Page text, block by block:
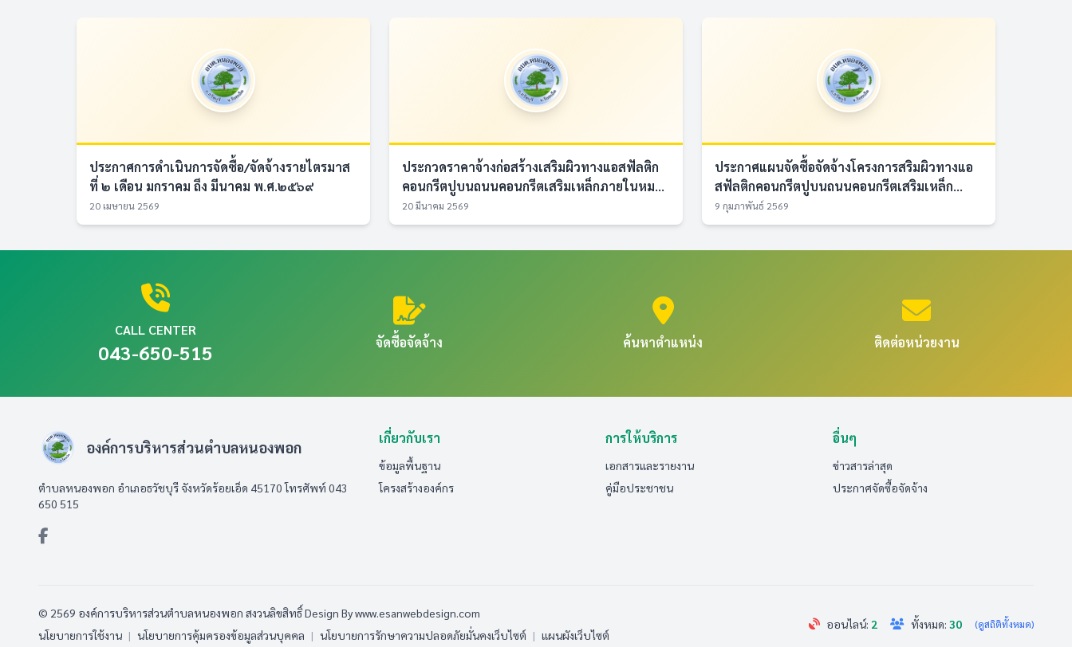
ประกาศการดำเนินการจัดซื้อ/จัดจ้างรายไตรมาส
ที่ ๒ เดือน มกราคม ถึง มีนาคม พ.ศ.๒๕๖๙
20 เมษายน 2569
ประกวดราคาจ้างก่อสร้างเสริมผิวทางแอสฟัลติก
คอนกรีตปูบนถนนคอนกรีตเสริมเหล็กภายในหม...
20 มีนาคม 2569
ประกาศแผนจัดซื้อจัดจ้างโครงการสริมผิวทางแอ
สฟัลติกคอนกรีตปูบนถนนคอนกรีตเสริมเหล็ก...
9 กุมภาพันธ์ 2569
CALL CENTER
043-650-515 จัดซื้อจัดจ้าง ค้นหาตำแหน่ง ติดต่อหน่วยงาน
องค์การบริหารส่วนตำบลหนองพอก
ตำบลหนองพอก อำเภอธวัชบุรี จังหวัดร้อยเอ็ด 45170 โทรศัพท์ 043
650 515
เกี่ยวกับเรา
ข้อมูลพื้นฐาน
โครงสร้างองค์กร
การให้บริการ
เอกสารและรายงาน
คู่มือประชาชน
อื่นๆ
ข่าวสารล่าสุด
ประกาศจัดซื้อจัดจ้าง
© 2569 องค์การบริหารส่วนตำบลหนองพอก สงวนลิขสิทธิ์Design By www.esanwebdesign.com
นโยบายการใช้งาน | นโยบายการคุ้มครองข้อมูลส่วนบุคคล | นโยบายการรักษาความปลอดภัยมั่นคงเว็บไซต์ | แผนผังเว็บไซต์
ออนไลน์: 2 ทั้งหมด: 30 (ดูสถิติทั้งหมด)